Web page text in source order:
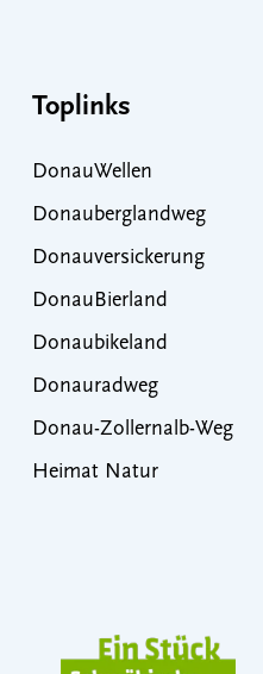
Toplinks
DonauWellen
Donauberglandweg
Donauversickerung
DonauBierland
Donaubikeland
Donauradweg
Donau-Zollernalb-Weg
Heimat Natur